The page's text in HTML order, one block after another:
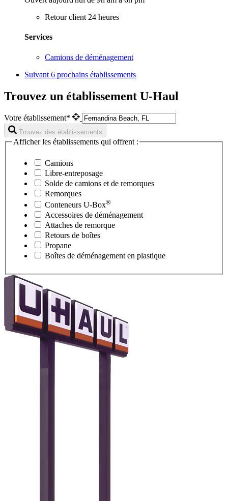
Retour client 24 heures
Services
Camions de déménagement
Suivant 6 prochains établissements
Trouvez un établissement U-Haul
Votre établissement*
Trouvez des établissements
Afficher les établissements qui offrent :
Camions
Libre-entreposage
Solde de camions et de remorques
Remorques
Conteneurs U-Box®
Accessoires de déménagement
Attaches de remorque
Retours de boîtes
Propane
Boîtes de déménagement en plastique